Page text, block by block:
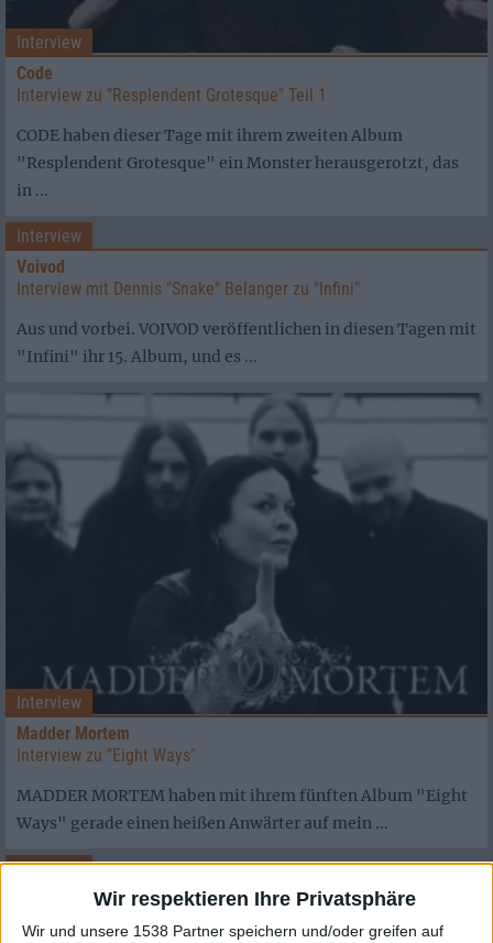
Wir respektieren Ihre Privatsphäre
Wir und unsere 1538 Partner speichern und/oder greifen auf
Interview
Code
Interview zu "Resplendent Grotesque" Teil 1
CODE haben dieser Tage mit ihrem zweiten Album
"Resplendent Grotesque" ein Monster herausgerotzt, das
in ...
Interview
Voivod
Interview mit Dennis "Snake" Belanger zu "Infini"
Aus und vorbei. VOIVOD veröffentlichen in diesen Tagen mit
"Infini" ihr 15. Album, und es ...
Interview
Madder Mortem
Interview zu "Eight Ways"
MADDER MORTEM haben mit ihrem fünften Album "Eight
Ways" gerade einen heißen Anwärter auf mein ...
Interview
Cantata Sangui
Interview mit Tuomas, Anna und Juha über "On Rituals..."